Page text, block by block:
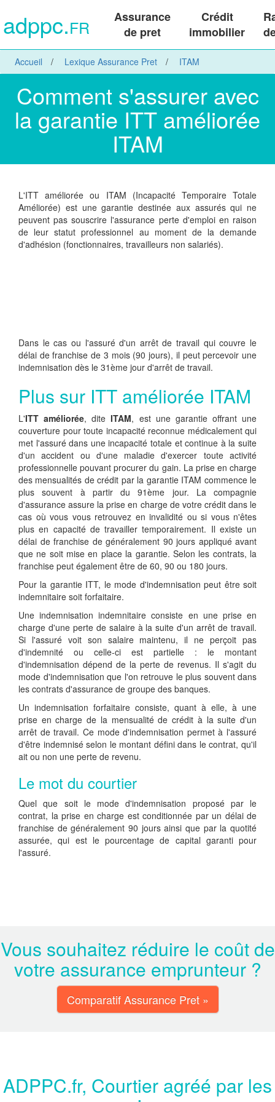
adppc.FR
Assurance
de pret
Crédit
immobilier
Accueil Lexique Assurance Pret ITAM
Comment s'assurer avec
la garantie ITT améliorée
ITAM
L'ITT améliorée ou ITAM (Incapacité Temporaire Totale
Améliorée) est une garantie destinée aux assurés qui ne
peuvent pas souscrire l'assurance perte d'emploi en raison
de leur statut professionnel au moment de la demande
d'adhésion (fonctionnaires, travailleurs non salariés).
Dans le cas ou l'assuré d'un arrêt de travail qui couvre le
délai de franchise de 3 mois (90 jours), il peut percevoir une
indemnisation dès le 31ème jour d'arrêt de travail.
Plus sur ITT améliorée ITAM
L'ITT améliorée, diteITAM, est une garantie offrant une
couverture pour toute incapacité reconnue médicalement qui
met l'assuré dans une incapacité totale et continue à la suite
d'un accident ou d'une maladie d'exercer toute activité
professionnelle pouvant procurer du gain. La prise en charge
des mensualités de crédit par la garantie ITAM commence le
plus souvent à partir du 91ème jour. La compagnie
d'assurance assure la prise en charge de votre crédit dans le
cas où vous vous retrouvez en invalidité ou si vous n'êtes
plus en capacité de travailler temporairement. Il existe un
délai de franchise de généralement 90 jours appliqué avant
que ne soit mise en place la garantie. Selon les contrats, la
franchise peut également être de 60, 90 ou 180 jours.
Pour la garantie ITT, le mode d'indemnisation peut être soit
indemnitaire soit forfaitaire.
Une indemnisation indemnitaire consiste en une prise en
charge d'une perte de salaire à la suite d'un arrêt de travail.
Si l'assuré voit son salaire maintenu, il ne perçoit pas
d'indemnité ou celle-ci est partielle : le montant
d'indemnisation dépend de la perte de revenus. Il s'agit du
mode d'indemnisation que l'on retrouve le plus souvent dans
les contrats d'assurance de groupe des banques.
Un indemnisation forfaitaire consiste, quant à elle, à une
prise en charge de la mensualité de crédit à la suite d'un
arrêt de travail. Ce mode d'indemnisation permet à l'assuré
d'être indemnisé selon le montant défini dans le contrat, qu'il
ait ou non une perte de revenu.
Le mot du courtier
Quel que soit le mode d'indemnisation proposé par le
contrat, la prise en charge est conditionnée par un délai de
franchise de généralement 90 jours ainsi que par la quotité
assurée, qui est le pourcentage de capital garanti pour
l'assuré.
Vous souhaitez réduire le coût de
votre assurance emprunteur ?
Comparatif Assurance Pret »
ADPPC.fr, Courtier agréé par les